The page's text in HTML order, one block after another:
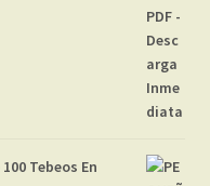
Tebeos En